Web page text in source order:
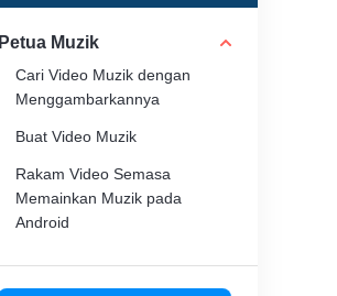
Petua Muzik
Cari Video Muzik dengan
Menggambarkannya
Buat Video Muzik
Rakam Video Semasa
Memainkan Muzik pada
Android